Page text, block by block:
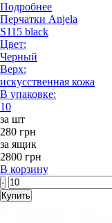
Подробнее
Перчатки Anjela
S115 black
Цвет:
Черный
Верх:
искусственная кожа
В упаковке:
10
за шт
280 грн
за ящик
2800 грн
В корзину
-
Купить